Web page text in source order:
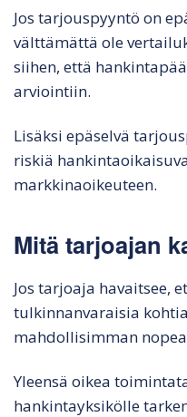
Jos tarjouspyyntö on
välttämättä ole
siihen, että
arviointiin.
Lisäksi epäselvä
riskiä
markkinaoikeuteen.
Mitä tarjoajan
Jos tarjoaja havaitsee,
tulkinnanvaraisia
mahdollisimman
Yleensä oikea
hankintayksikölle